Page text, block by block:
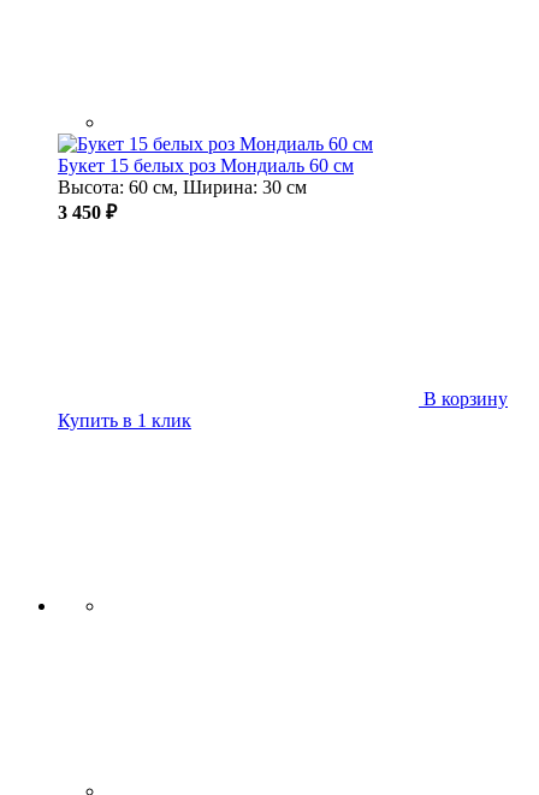
Букет 15 белых роз Мондиаль 60 см
Высота: 60 см, Ширина: 30 см
3 450 ₽
В корзину
Купить в 1 клик